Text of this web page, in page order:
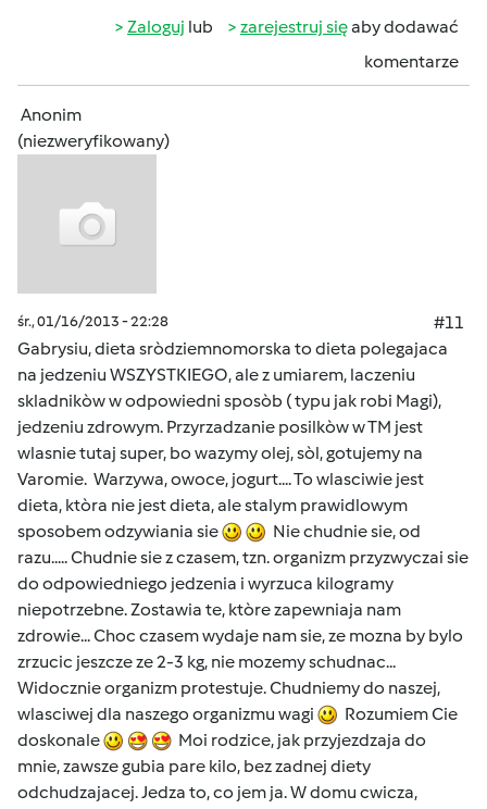
Zaloguj lub zarejestruj sięaby dodawać
komentarze
Anonim
(niezweryfikowany)
śr., 01/16/2013 - 22:28
#11
Gabrysiu, dieta sròdziemnomorska to dieta polegajaca
na jedzeniu WSZYSTKIEGO, ale z umiarem, laczeniu
skladnikòw w odpowiedni sposòb ( typu jak robi Magi),
jedzeniu zdrowym. Przyrzadzanie posilkòw w TM jest
wlasnie tutaj super, bo wazymy olej, sòl, gotujemy na
Varomie. Warzywa, owoce, jogurt.... To wlasciwie jest
dieta, ktòra nie jest dieta, ale stalym prawidlowym
sposobem odzywiania sie
Nie chudnie sie, od
razu..... Chudnie sie z czasem, tzn. organizm przyzwyczai sie
do odpowiedniego jedzenia i wyrzuca kilogramy
niepotrzebne. Zostawia te, ktòre zapewniaja nam
zdrowie... Choc czasem wydaje nam sie, ze mozna by bylo
zrzucic jeszcze ze 2-3 kg, nie mozemy schudnac...
Widocznie organizm protestuje. Chudniemy do naszej,
wlasciwej dla naszego organizmu wagi
Rozumiem Cie
doskonale
Moi rodzice, jak przyjezdzaja do
mnie, zawsze gubia pare kilo, bez zadnej diety
odchudzajacej. Jedza to, co jem ja. W domu cwicza,